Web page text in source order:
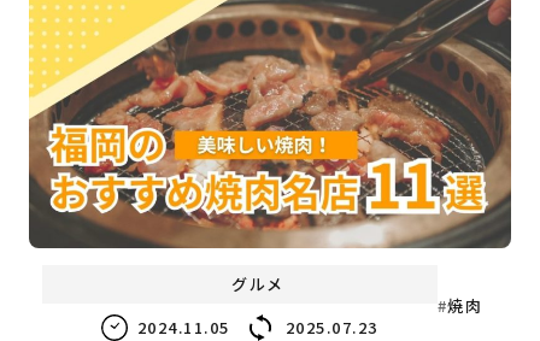
福岡のフィットネス情報
福岡の暮らし情報
福岡の教育・子育て情報
福岡のビジネス情報
グルメ
2024.11.05
2025.07.23
焼肉